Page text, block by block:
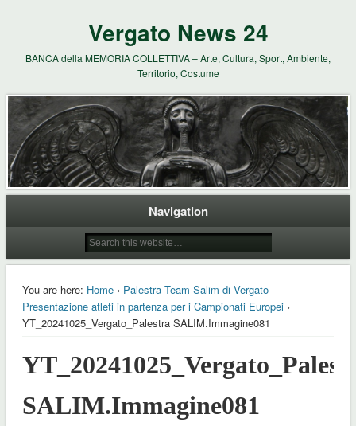
Vergato News 24
BANCA della MEMORIA COLLETTIVA – Arte, Cultura, Sport, Ambiente,
Territorio, Costume
Navigation
You are here: Home› Palestra Team Salim di Vergato –
Presentazione atleti in partenza per i Campionati Europei›
YT_20241025_Vergato_Palestra SALIM.Immagine081
SALIM.Immagine081